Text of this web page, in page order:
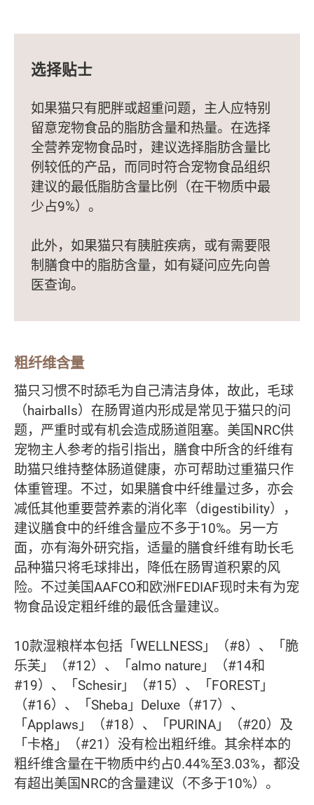
选择贴士
如果猫只有肥胖或超重问题，主人应特别
留意宠物食品的脂肪含量和热量。在选择
全营养宠物食品时，建议选择脂肪含量比
例较低的产品，而同时符合宠物食品组织
建议的最低脂肪含量比例（在干物质中最
少占9%）。
此外，如果猫只有胰脏疾病，或有需要限
制膳食中的脂肪含量，如有疑问应先向兽
医查询。
粗纤维含量
猫只习惯不时舔毛为自己清洁身体，故此，毛球
（hairballs）在肠胃道内形成是常见于猫只的问
题，严重时或有机会造成肠道阻塞。美国NRC供
宠物主人参考的指引指出，膳食中所含的纤维有
助猫只维持整体肠道健康，亦可帮助过重猫只作
体重管理。不过，如果膳食中纤维量过多，亦会
减低其他重要营养素的消化率（digestibility），
建议膳食中的纤维含量应不多于10%。另一方
面，亦有海外研究指，适量的膳食纤维有助长毛
品种猫只将毛球排出，降低在肠胃道积累的风
险。不过美国AAFCO和欧洲FEDIAF现时未有为宠
物食品设定粗纤维的最低含量建议。
10款湿粮样本包括「WELLNESS」（#8）、「脆
乐芙」（#12）、「almo nature」（#14和
#19）、「Schesir」（#15）、「FOREST」
（#16）、「Sheba」Deluxe（#17）、
「Applaws」（#18）、「PURINA」（#20）及
「卡格」（#21）没有检出粗纤维。其余样本的
粗纤维含量在干物质中约占0.44%至3.03%，都没
有超出美国NRC的含量建议（不多于10%）。